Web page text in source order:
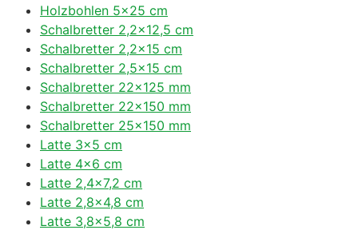
Holzbohlen 5×25 cm
Schalbretter 2,2×12,5 cm
Schalbretter 2,2×15 cm
Schalbretter 2,5×15 cm
Schalbretter 22×125 mm
Schalbretter 22×150 mm
Schalbretter 25×150 mm
Latte 3×5 cm
Latte 4×6 cm
Latte 2,4×7,2 cm
Latte 2,8×4,8 cm
Latte 3,8×5,8 cm